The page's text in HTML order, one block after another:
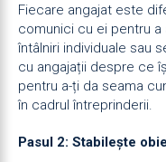
Fiecare angajat este
comunici cu ei pentru a
întâlniri individuale sau
cu angajații despre ce
pentru a-ți da seama
în cadrul întreprinderii.
Pasul 2: Stabilește